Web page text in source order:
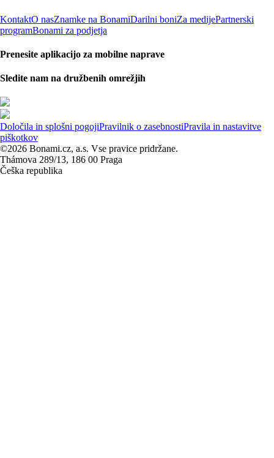
KontaktO nasZnamke na BonamiDarilni boniZa medijePartnerski
programBonami za podjetja
Prenesite aplikacijo za mobilne naprave
Sledite nam na družbenih omrežjih
Določila in splošni pogojiPravilnik o zasebnostiPravila in nastavitve
piškotkov
©2026 Bonami.cz, a.s. Vse pravice pridržane.
Thámova 289/13, 186 00 Praga
Češka republika